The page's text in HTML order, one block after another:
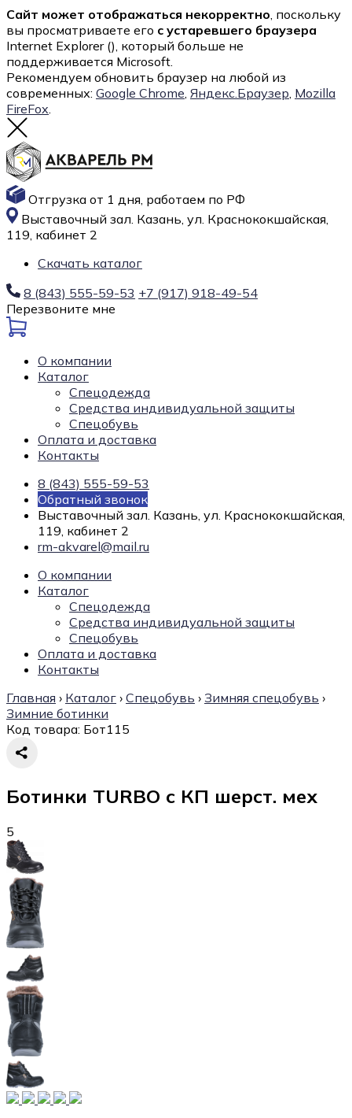
Сайт может отображаться некорректно, поскольку
вы просматриваете его с устаревшего браузера
Internet Explorer (), который больше не
поддерживается Microsoft.
Рекомендуем обновить браузер на любой из
современных: Google Chrome, Яндекс.Браузер, Mozilla
FireFox.
Отгрузка от 1 дня, работаем по РФ
Выставочный зал. Казань, ул. Краснококшайская,
119, кабинет 2
Скачать каталог
8 (843) 555-59-53 +7 (917) 918-49-54
Перезвоните мне
О компании
Каталог
Спецодежда
Средства индивидуальной защиты
Спецобувь
Оплата и доставка
Контакты
8 (843) 555-59-53
Обратный звонок
Выставочный зал. Казань, ул. Краснококшайская,
119, кабинет 2
rm-akvarel@mail.ru
О компании
Каталог
Спецодежда
Средства индивидуальной защиты
Спецобувь
Оплата и доставка
Контакты
Главная › Каталог › Спецобувь › Зимняя спецобувь ›
Зимние ботинки
Код товара: Бот115
Ботинки TURBO с КП шерст. мех
5